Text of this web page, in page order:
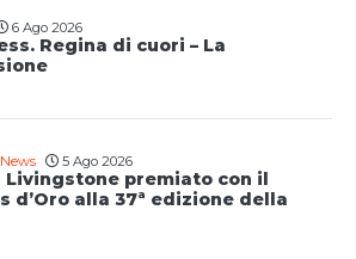
6 Ago 2026
Regina di cuori – La
News 5 Ago 2026
Livingstone premiato con il
d’Oro alla 37ª edizione della